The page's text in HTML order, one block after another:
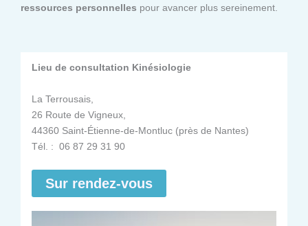
ressources personnelles pour avancer plus sereinement.
Lieu de consultation Kinésiologie
La Terrousais,
26 Route de Vigneux,
44360 Saint-Étienne-de-Montluc (près de Nantes)
Tél. : 06 87 29 31 90
Sur rendez-vous